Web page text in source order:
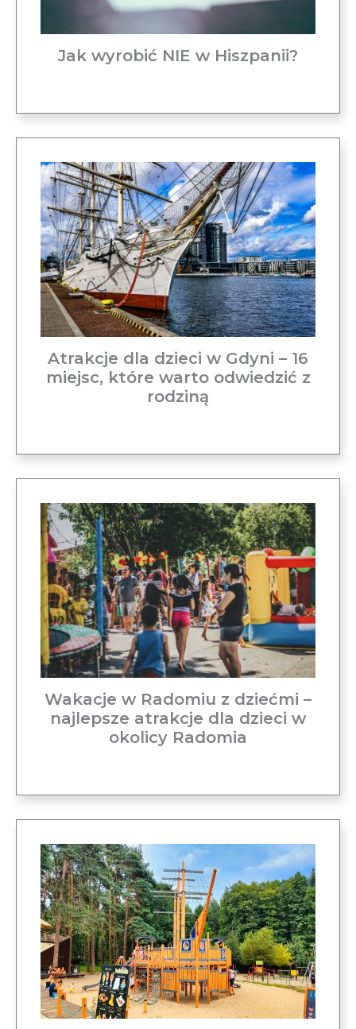
Jak wyrobić NIE w Hiszpanii?
Atrakcje dla dzieci w Gdyni – 16
miejsc, które warto odwiedzić z
rodziną
Wakacje w Radomiu z dziećmi –
najlepsze atrakcje dla dzieci w
okolicy Radomia